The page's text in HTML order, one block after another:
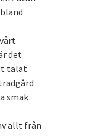
det
talat
smak
allt från